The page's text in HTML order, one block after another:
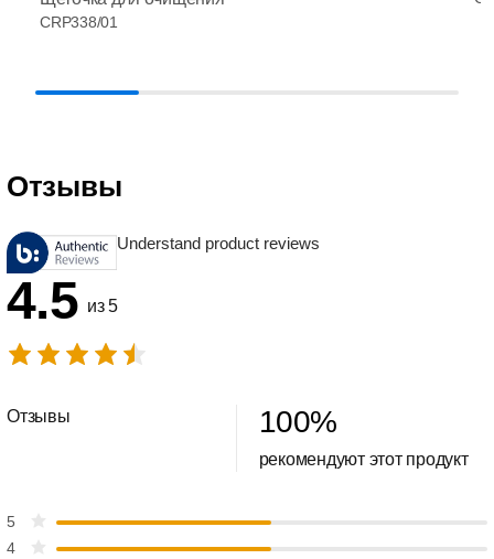
CRP338/01
Отзывы
Understand product reviews
4.5 из 5
Отзывы 100%
рекомендуют этот продукт
5
4